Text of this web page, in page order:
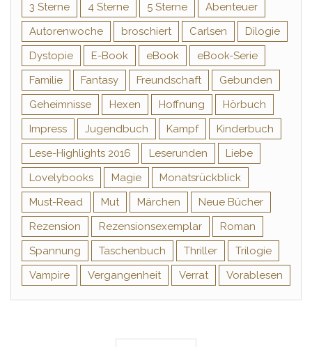
3 Sterne 4 Sterne 5 Sterne
Abenteuer
Autorenwoche
broschiert Carlsen
Dilogie
Dystopie
E-Book eBook
eBook-Serie
Familie
Fantasy Freundschaft
Gebunden
Geheimnisse
Hexen Hoffnung
Hörbuch
Impress
Jugendbuch Kampf
Kinderbuch
Lese-Highlights 2016
Leserunden
Liebe
Lovelybooks
Magie
Monatsrückblick
Must-Read
Mut Märchen
Neue Bücher
Rezension
Rezensionsexemplar
Roman
Spannung
Taschenbuch Thriller
Trilogie
Vampire
Vergangenheit Verrat Vorablesen